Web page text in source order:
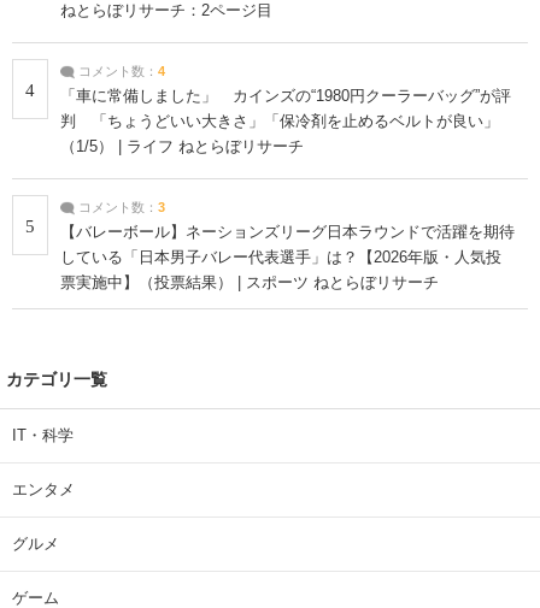
ねとらぼリサーチ：2ページ目
4
コメント数： 4
「車に常備しました」 カインズの“1980円クーラーバッグ”が評
判 「ちょうどいい大きさ」「保冷剤を止めるベルトが良い」
（1/5） | ライフ ねとらぼリサーチ
5
コメント数： 3
【バレーボール】ネーションズリーグ日本ラウンドで活躍を期待
している「日本男子バレー代表選手」は？【2026年版・人気投
票実施中】（投票結果） | スポーツ ねとらぼリサーチ
カテゴリ一覧
IT・科学
エンタメ
グルメ
ゲーム